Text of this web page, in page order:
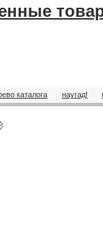
каталога наугад!